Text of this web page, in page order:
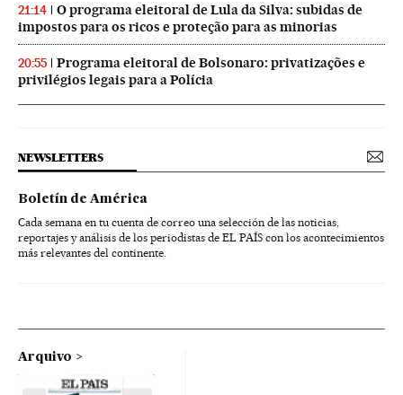
21:14
O programa eleitoral de Lula da Silva: subidas de
impostos para os ricos e proteção para as minorias
20:55
Programa eleitoral de Bolsonaro: privatizações e
privilégios legais para a Polícia
NEWSLETTERS
Boletín de América
Cada semana en tu cuenta de correo una selección de las noticias,
reportajes y análisis de los periodistas de EL PAÍS con los acontecimientos
más relevantes del continente.
Arquivo